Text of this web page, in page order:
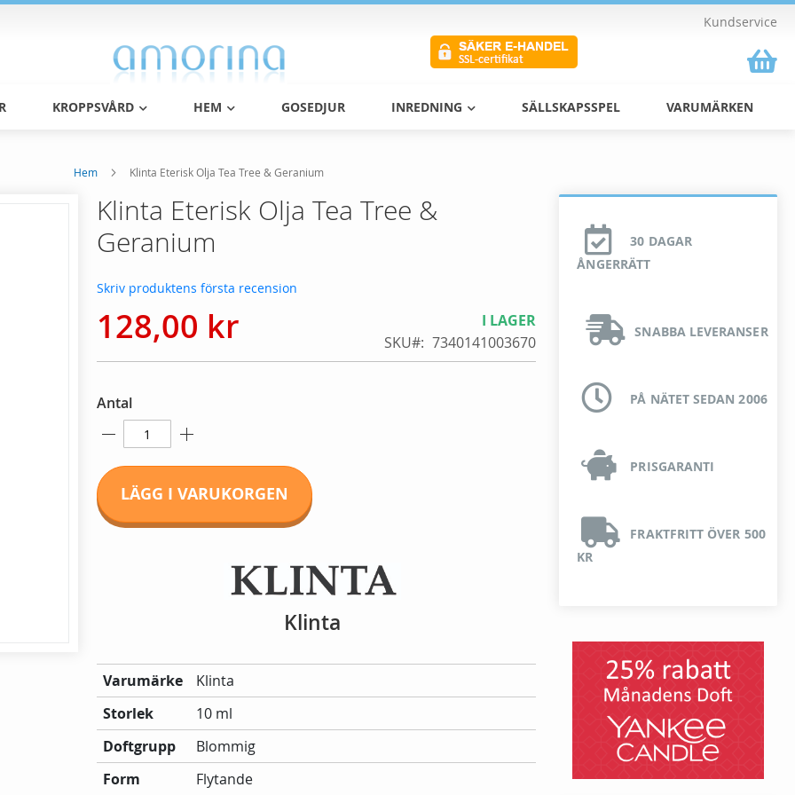
Kundservice
KROPPSVÅRD HEM GOSEDJUR INREDNING SÄLLSKAPSSPEL VARUMÄRKEN
Hem Klinta Eterisk Olja Tea Tree & Geranium
Klinta Eterisk Olja Tea Tree &
Geranium
Skriv produktens första recension
128,00 kr
I LAGER
SKU
7340141003670
Antal
LÄGG I VARUKORGEN
Klinta
Mer
information:
Varumärke
Klinta
Storlek
10 ml
Doftgrupp
Blommig
Form
Flytande
30 DAGAR
ÅNGERRÄTT
SNABBA LEVERANSER
PÅ NÄTET SEDAN 2006
PRISGARANTI
FRAKTFRITT ÖVER 500
KR